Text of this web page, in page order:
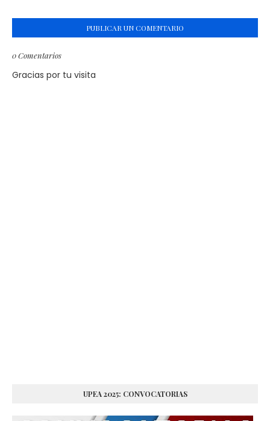
PUBLICAR UN COMENTARIO
0 Comentarios
Gracias por tu visita
UPEA 2025: CONVOCATORIAS